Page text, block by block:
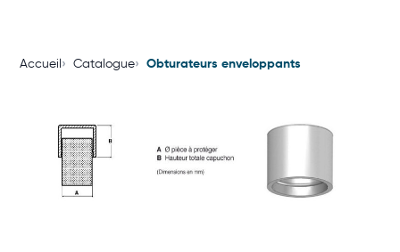
Accueil Catalogue Obturateurs enveloppants